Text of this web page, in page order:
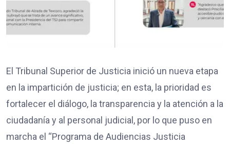
El Tribunal Superior de Justicia inició un nueva etapa
en la impartición de justicia; en esta, la prioridad es
fortalecer el diálogo, la transparencia y la atención a la
ciudadanía y al personal judicial, por lo que puso en
marcha el “Programa de Audiencias Justicia